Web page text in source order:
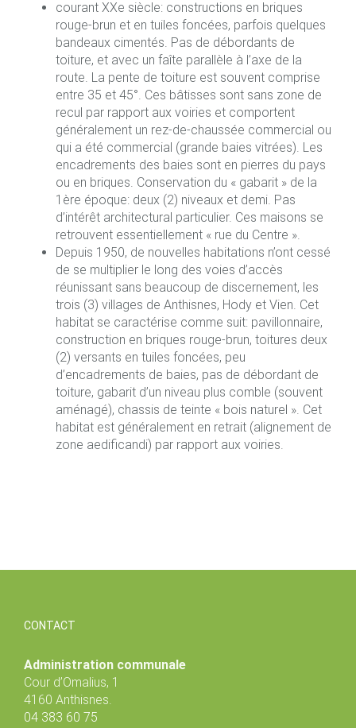
courant XXe siècle: constructions en briques
rouge-brun et en tuiles foncées, parfois quelques
bandeaux cimentés. Pas de débordants de
toiture, et avec un faîte parallèle à l’axe de la
route. La pente de toiture est souvent comprise
entre 35 et 45°. Ces bâtisses sont sans zone de
recul par rapport aux voiries et comportent
généralement un rez-de-chaussée commercial ou
qui a été commercial (grande baies vitrées). Les
encadrements des baies sont en pierres du pays
ou en briques. Conservation du « gabarit » de la
1ère époque: deux (2) niveaux et demi. Pas
d’intérêt architectural particulier. Ces maisons se
retrouvent essentiellement « rue du Centre ».
Depuis 1950, de nouvelles habitations n’ont cessé
de se multiplier le long des voies d’accès
réunissant sans beaucoup de discernement, les
trois (3) villages de Anthisnes, Hody et Vien. Cet
habitat se caractérise comme suit: pavillonnaire,
construction en briques rouge-brun, toitures deux
(2) versants en tuiles foncées, peu
d’encadrements de baies, pas de débordant de
toiture, gabarit d’un niveau plus comble (souvent
aménagé), chassis de teinte « bois naturel ». Cet
habitat est généralement en retrait (alignement de
zone aedificandi) par rapport aux voiries.
CONTACT
Administration communale
Cour d’Omalius, 1
4160 Anthisnes.
04 383 60 75